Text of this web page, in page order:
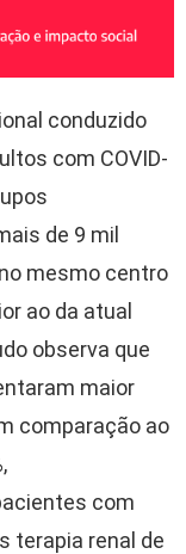
conduzido
com COVID-
de 9 mil
mesmo centro
ao da atual
observa que
maior
comparação ao
com
terapia renal de